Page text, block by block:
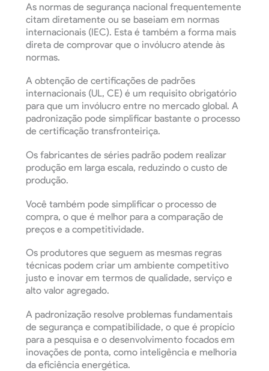
As normas de segurança nacional frequentemente
citam diretamente ou se baseiam em normas
internacionais (IEC). Esta é também a forma mais
direta de comprovar que o invólucro atende às
normas.
A obtenção de certificações de padrões
internacionais (UL, CE) é um requisito obrigatório
para que um invólucro entre no mercado global. A
padronização pode simplificar bastante o processo
de certificação transfronteiriça.
Os fabricantes de séries padrão podem realizar
produção em larga escala, reduzindo o custo de
produção.
Você também pode simplificar o processo de
compra, o que é melhor para a comparação de
preços e a competitividade.
Os produtores que seguem as mesmas regras
técnicas podem criar um ambiente competitivo
justo e inovar em termos de qualidade, serviço e
alto valor agregado.
A padronização resolve problemas fundamentais
de segurança e compatibilidade, o que é propício
para a pesquisa e o desenvolvimento focados em
inovações de ponta, como inteligência e melhoria
da eficiência energética.